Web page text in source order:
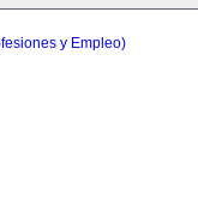
y Empleo)